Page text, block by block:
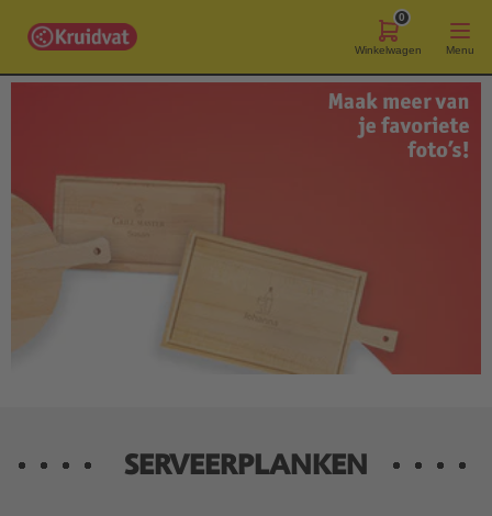
0
Winkelwagen Menu
SERVEERPLANKEN